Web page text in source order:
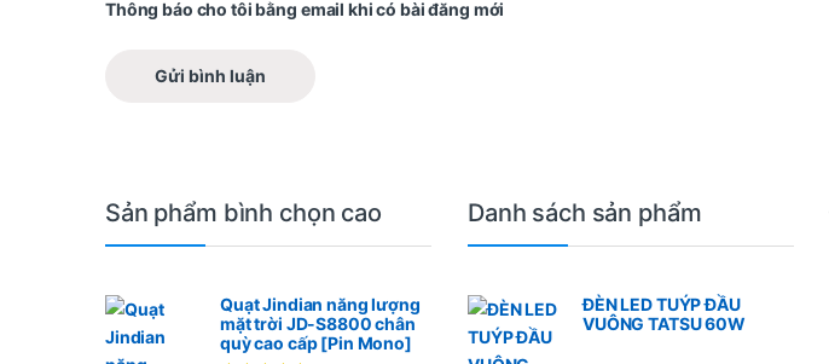
Thông báo cho tôi bằng email khi có bài đăng mới
Sản phẩm bình chọn cao
Quạt Jindian năng lượng
mặt trời JD-S8800 chân
quỳ cao cấp [Pin Mono]
Danh sách sản phẩm
ĐÈN LED TUÝP ĐẦU
VUÔNG TATSU 60W